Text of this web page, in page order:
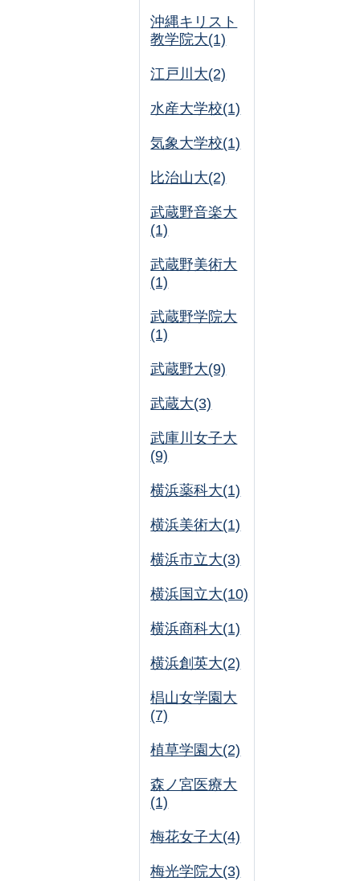
沖縄キリスト
教学院大(1)
江戸川大(2)
水産大学校(1)
気象大学校(1)
比治山大(2)
武蔵野音楽大
(1)
武蔵野美術大
(1)
武蔵野学院大
(1)
武蔵野大(9)
武蔵大(3)
武庫川女子大
(9)
横浜薬科大(1)
横浜美術大(1)
横浜市立大(3)
横浜国立大(10)
横浜商科大(1)
横浜創英大(2)
椙山女学園大
(7)
植草学園大(2)
森ノ宮医療大
(1)
梅花女子大(4)
梅光学院大(3)